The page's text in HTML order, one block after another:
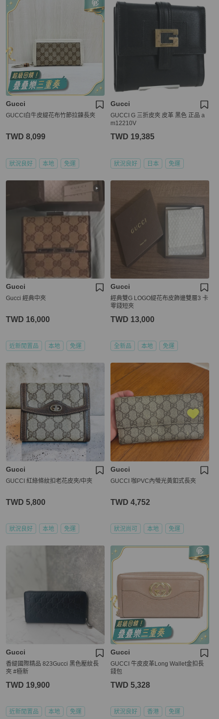
Gucci
GUCCI白牛皮緹花布竹節拉鍊長夾
TWD 8,099
狀況良好 本地 免運
Gucci
GUCCI G 三折皮夾 皮革 黑色 正品 a
m12210V
TWD 19,385
狀況良好 日本 免運
Gucci
Gucci 經典中夾
TWD 16,000
近新閒置品 本地 免運
Gucci
經典雙G LOGO緹花布皮飾邊雙層3 卡
零錢短夾
TWD 13,000
全新品 本地 免運
Gucci
GUCCI 紅綠條紋扣老花皮夾/中夾
TWD 5,800
狀況良好 本地 免運
Gucci
GUCCI 咖PVC內螢光黃釦式長夾
TWD 4,752
狀況尚可 本地 免運
Gucci
香緹國際精品 823Gucci 黑色壓紋長
夾 #極新
TWD 19,900
近新閒置品 本地 免運
Gucci
GUCCI 牛皮皮革Long Wallet金扣長
錢包
TWD 5,328
狀況良好 香港 免運